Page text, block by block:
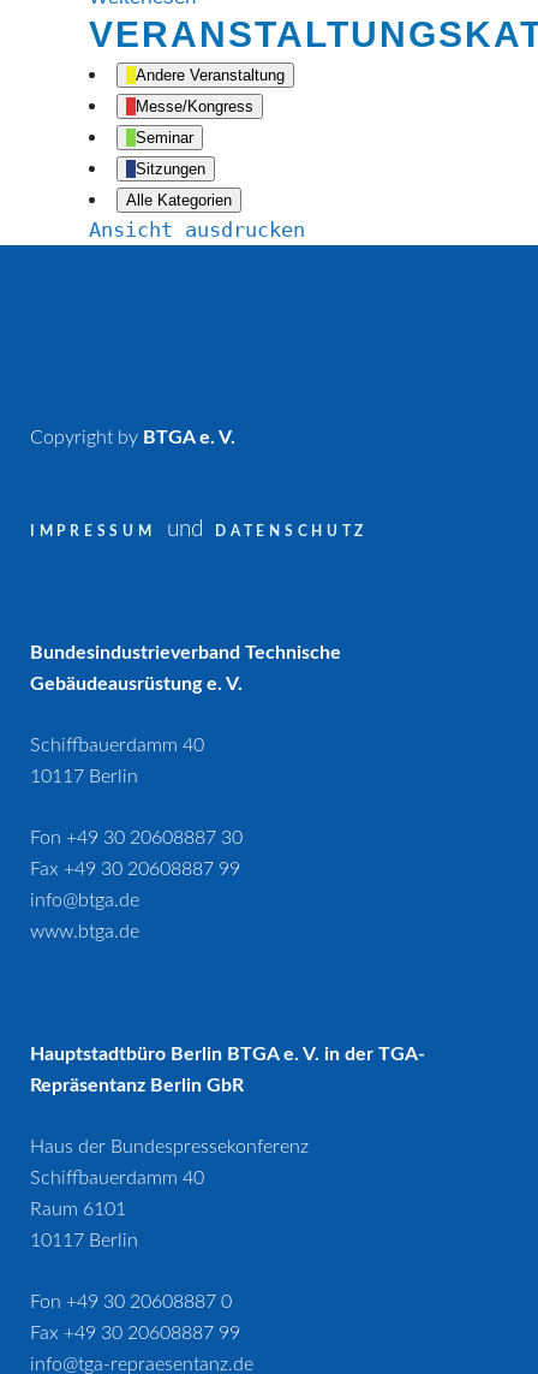
Andere Veranstaltung
Messe/Kongress
Seminar
Sitzungen
Alle Kategorien
Ansicht ausdrucken
Copyright by BTGA e. V.
IMPRESSUM und DATENSCHUTZ
Bundesindustrieverband Technische
Gebäudeausrüstung e. V.
Schiffbauerdamm 40
10117 Berlin
Fon +49 30 20608887 30
Fax +49 30 20608887 99
info@btga.de
www.btga.de
Hauptstadtbüro Berlin BTGA e. V. in der TGA-
Repräsentanz Berlin GbR
Haus der Bundespressekonferenz
Schiffbauerdamm 40
Raum 6101
10117 Berlin
Fon +49 30 20608887 0
Fax +49 30 20608887 99
info@tga-repraesentanz.de